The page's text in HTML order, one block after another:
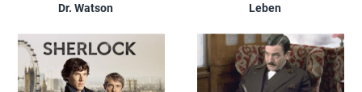
Dr. Watson
Leben